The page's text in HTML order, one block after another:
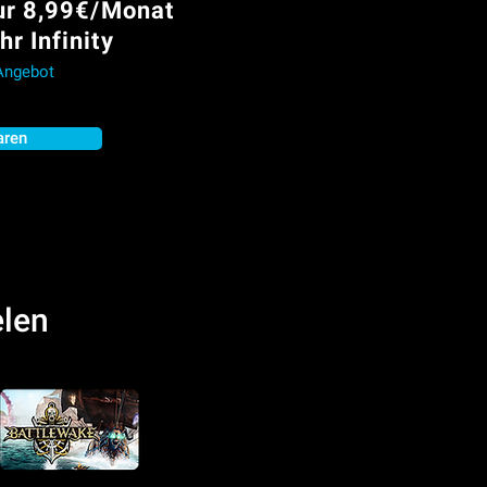
8,99€/Monat
Infinity